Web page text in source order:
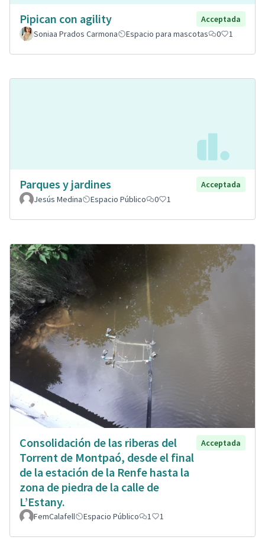
Pipican con agility
Acceptada
Soniaa Prados Carmona
Espacio para mascotas 0 1
Parques y jardines
Acceptada
Jesús Medina
Espacio Público 0 1
Consolidación de las riberas del
Torrent de Montpaó, desde el final
de la estación de la Renfe hasta la
zona de piedra de la calle de
L’Estany.
Acceptada
FemCalafell Espacio Público 1 1